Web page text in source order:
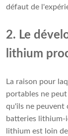
défaut de
2. Le
lithium
La raison pour
portables ne
qu'ils ne peuvent
batteries lithium-
lithium est loin